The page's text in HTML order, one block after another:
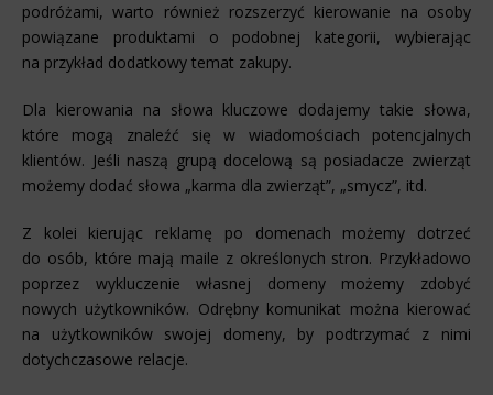
podróżami, warto również rozszerzyć kierowanie na osoby
powiązane produktami o podobnej kategorii, wybierając
na przykład dodatkowy temat zakupy.
Dla kierowania na słowa kluczowe dodajemy takie słowa,
które mogą znaleźć się w wiadomościach potencjalnych
klientów. Jeśli naszą grupą docelową są posiadacze zwierząt
możemy dodać słowa „karma dla zwierząt”, „smycz”, itd.
Z kolei kierując reklamę po domenach możemy dotrzeć
do osób, które mają maile z określonych stron. Przykładowo
poprzez wykluczenie własnej domeny możemy zdobyć
nowych użytkowników. Odrębny komunikat można kierować
na użytkowników swojej domeny, by podtrzymać z nimi
dotychczasowe relacje.